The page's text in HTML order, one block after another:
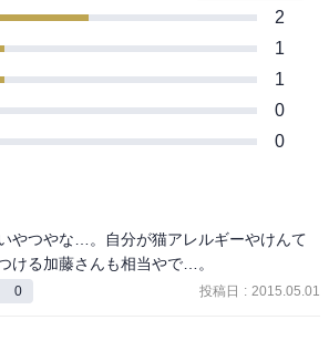
2
1
1
0
0
やつやな…。自分が猫アレルギーやけんて
ける加藤さんも相当やで…。
0 投稿日 : 2015.05.01